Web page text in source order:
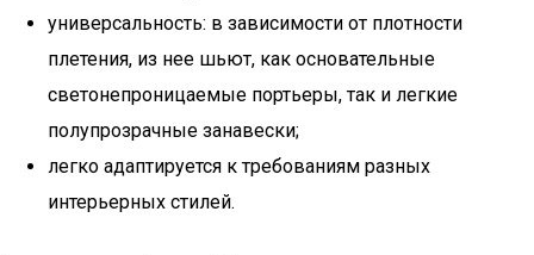
универсальность: в зависимости от плотности
плетения, из нее шьют, как основательные
светонепроницаемые портьеры, так и легкие
полупрозрачные занавески;
легко адаптируется к требованиям разных
интерьерных стилей.